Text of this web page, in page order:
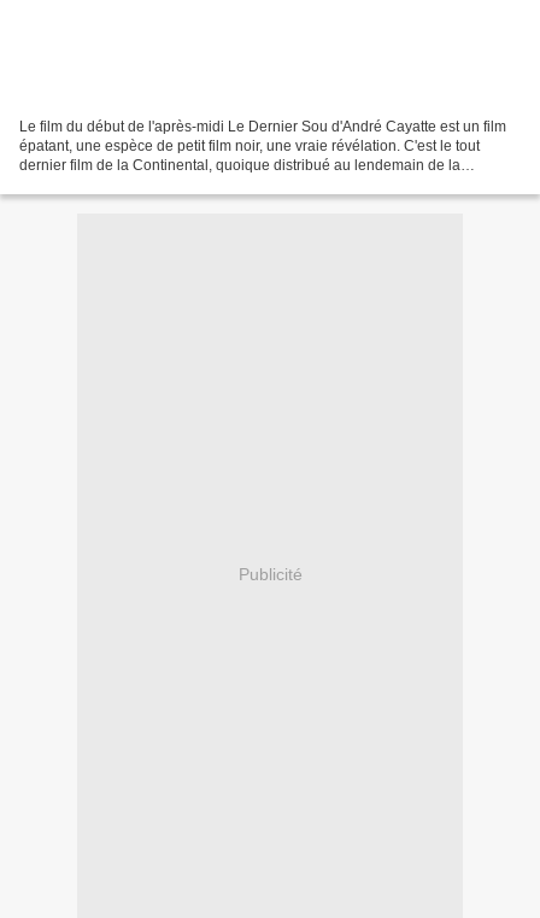
Le film du début de l'après-midi Le Dernier Sou d'André Cayatte est un film
épatant, une espèce de petit film noir, une vraie révélation. C'est le tout
dernier film de la Continental, quoique distribué au lendemain de la
Publicité